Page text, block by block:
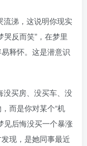
流涕，这说明你现实
反而笑”，在梦里
释怀。这是潜意识
没买房、没买车、没
而是你对某个“机
见后悔没买一个暴涨
现，是她同事最近